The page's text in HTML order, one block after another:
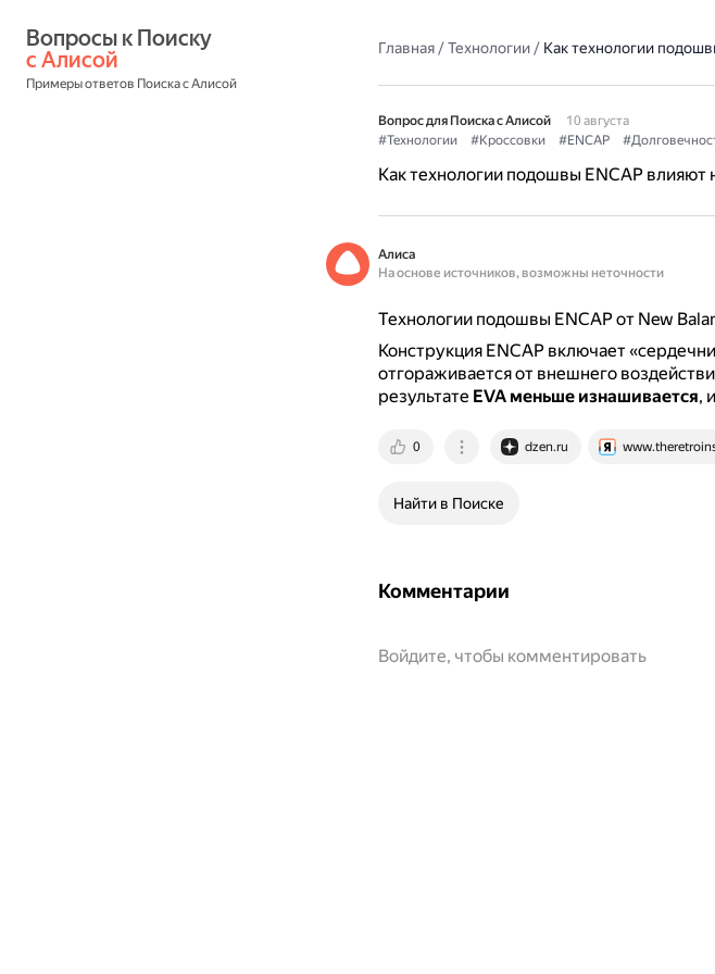
с Алисой
Примеры ответов Поиска с Алисой
Главная/Технологии/ Как технологии
Вопрос для Поиска с Алисой
10 августа
#Технологии
#Кроссовки #ENCAP
Как технологии подошвы ENCAP влияют
Алиса
На основе источников, возможны неточности
Технологии подошвы ENCAP от New
Конструкция ENCAP включает
отгораживается от внешнего
результате EVA меньше изнашивается,
0 dzen.ru
Найти в Поиске
Комментарии
Войдите, чтобы комментировать